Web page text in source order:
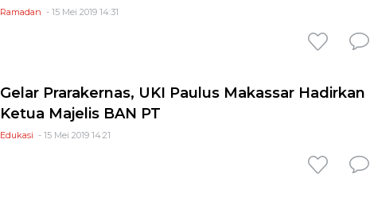
Ramadan - 15 Mei 2019 14:31
Gelar Prarakernas, UKI Paulus Makassar Hadirkan
Ketua Majelis BAN PT
Edukasi - 15 Mei 2019 14:21